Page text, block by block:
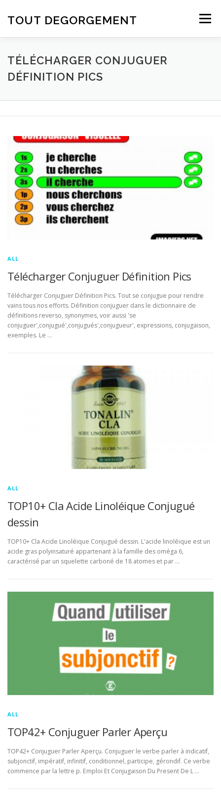
TOUT DEGORGEMENT Menu
TÉLÉCHARGER CONJUGUER
DÉFINITION PICS
ALL
Télécharger Conjuguer Définition Pics
Télécharger Conjuguer Définition Pics. Tout se conjugue pour rendre
vains tous nos efforts. Définition conjuguer dans le dictionnaire de
définitions reverso, synonymes, voir aussi 'se
conjuguer',conjugué',conjugués',conjugueur', expressions, conjugaison,
exemples. Le …
ALL
TOP10+ Cla Acide Linoléique Conjugué
dessin
TOP10+ Cla Acide Linoléique Conjugué dessin. L'acide linoléique est un
acide gras polyinsaturé appartenant à la famille des oméga 6,
caractérisé par un squelette carboné de 18 atomes et par …
ALL
TOP42+ Conjuguer Parler Aperçu
TOP42+ Conjuguer Parler Aperçu. Conjuguer le verbe parler à indicatif,
subjonctif, impératif, infinitif, conditionnel, participe, gérondif. Ce verbe
commence par la lettre p. Emploi Et Conjugaison Du Present De L …